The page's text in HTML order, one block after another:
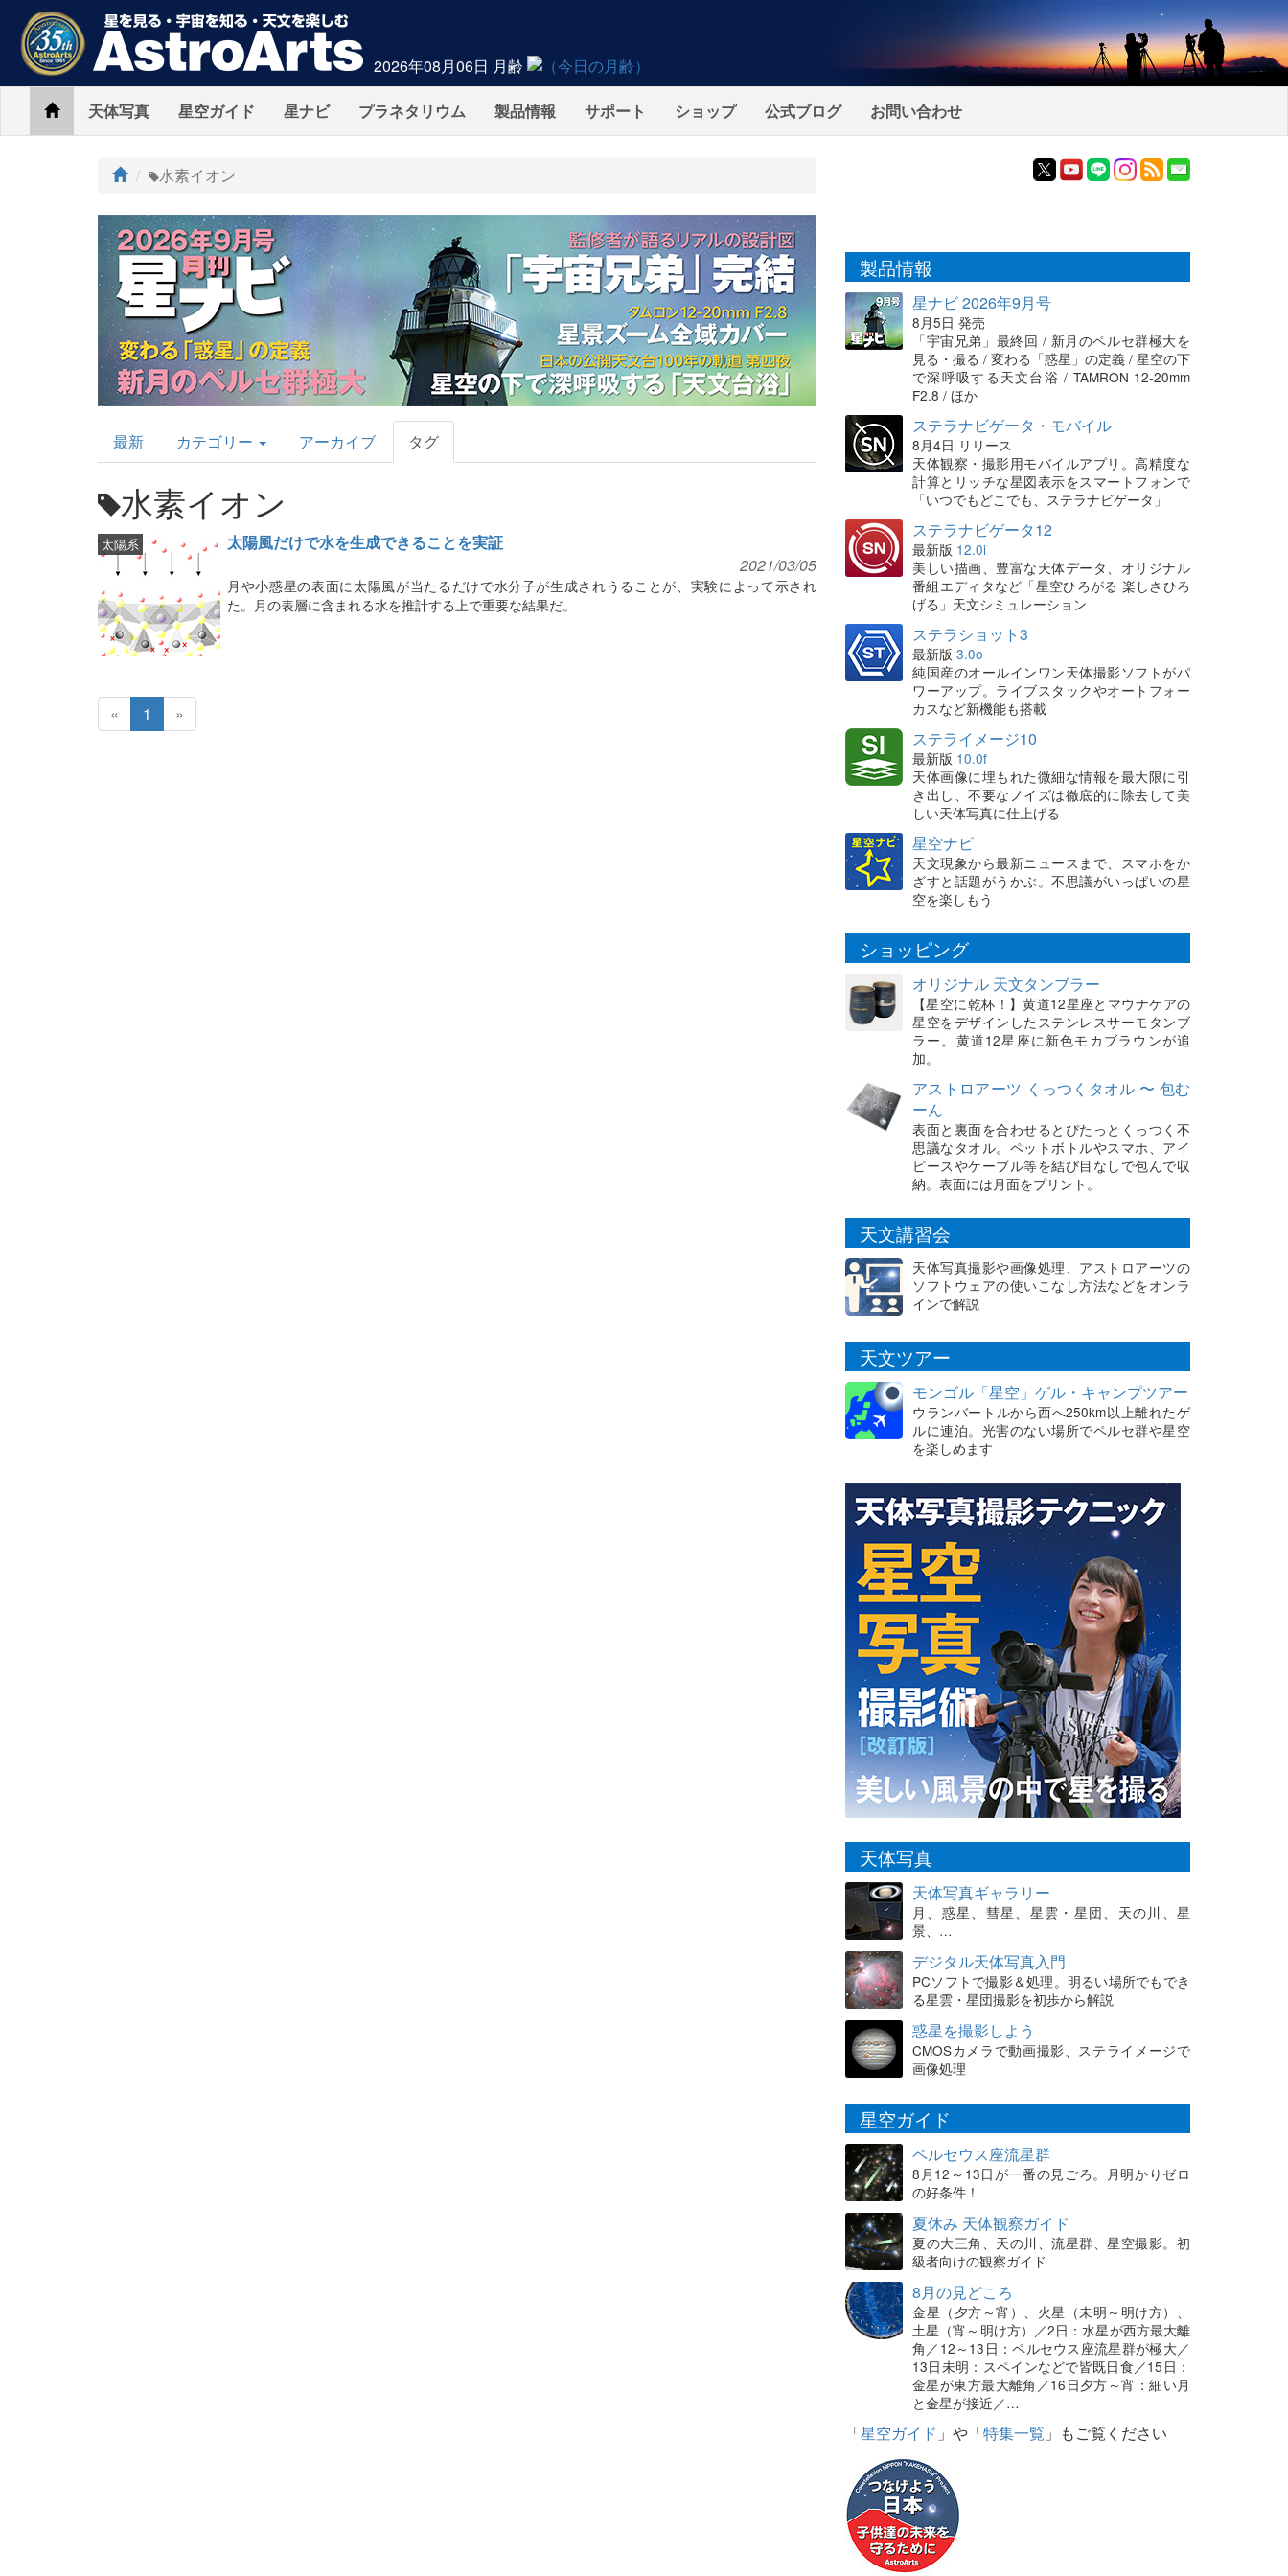
2026年08月06日 月齢
Home天体写真 星空ガイド 星ナビ プラネタリウム 製品情報 サポート ショップ 公式ブログ お問い合わせ
ト
プ
水素イオン
AstroArts
Topics
最新 カテゴリー アーカイブ タグ
水素イオン
太陽風だけで水を生成できることを実証
太陽系
2021/03/05
月や小惑星の表面に太陽風が当たるだけで水分子が生成されうることが、実験によって示され
た。月の表層に含まれる水を推計する上で重要な結果だ。
« 1 »
製品情報
星ナビ 2026年9月号
8月5日 発売
「宇宙兄弟」最終回 / 新月のペルセ群極大を
見る・撮る / 変わる「惑星」の定義 / 星空の下
で深呼吸する天文台浴 / TAMRON 12-20mm
F2.8 / ほか
ステラナビゲータ・モバイル
8月4日 リリース
天体観察・撮影用モバイルアプリ。高精度な
計算とリッチな星図表示をスマートフォンで
「いつでもどこでも、ステラナビゲータ」
ステラナビゲータ12
最新版 12.0i
美しい描画、豊富な天体データ、オリジナル
番組エディタなど「星空ひろがる 楽しさひろ
げる」天文シミュレーション
ステラショット3
最新版 3.0o
純国産のオールインワン天体撮影ソフトがパ
ワーアップ。ライブスタックやオートフォー
カスなど新機能も搭載
ステライメージ10
最新版 10.0f
天体画像に埋もれた微細な情報を最大限に引
き出し、不要なノイズは徹底的に除去して美
しい天体写真に仕上げる
星空ナビ
天文現象から最新ニュースまで、スマホをか
ざすと話題がうかぶ。不思議がいっぱいの星
空を楽しもう
ショッピング
オリジナル 天文タンブラー
【星空に乾杯！】黄道12星座とマウナケアの
星空をデザインしたステンレスサーモタンブ
ラー。黄道12星座に新色モカブラウンが追
加。
アストロアーツ くっつくタオル 〜 包む
ーん
表面と裏面を合わせるとぴたっとくっつく不
思議なタオル。ペットボトルやスマホ、アイ
ピースやケーブル等を結び目なしで包んで収
納。表面には月面をプリント。
天文講習会
天体写真撮影や画像処理、アストロアーツの
ソフトウェアの使いこなし方法などをオンラ
インで解説
天文ツアー
モンゴル「星空」ゲル・キャンプツアー
ウランバートルから西へ250km以上離れたゲ
ルに連泊。光害のない場所でペルセ群や星空
を楽しめます
天体写真
天体写真ギャラリー
月、惑星、彗星、星雲・星団、天の川、星
景、…
デジタル天体写真入門
PCソフトで撮影＆処理。明るい場所でもでき
る星雲・星団撮影を初歩から解説
惑星を撮影しよう
CMOSカメラで動画撮影、ステライメージで
画像処理
星空ガイド
ペルセウス座流星群
8月12～13日が一番の見ごろ。月明かりゼロ
の好条件！
夏休み 天体観察ガイド
夏の大三角、天の川、流星群、星空撮影。初
級者向けの観察ガイド
8月の見どころ
金星（夕方～宵）、火星（未明～明け方）、
土星（宵～明け方）／2日：水星が西方最大離
角／12～13日：ペルセウス座流星群が極大／
13日未明：スペインなどで皆既日食／15日：
金星が東方最大離角／16日夕方～宵：細い月
と金星が接近／…
「星空ガイド 」や「特集一覧 」もご覧ください